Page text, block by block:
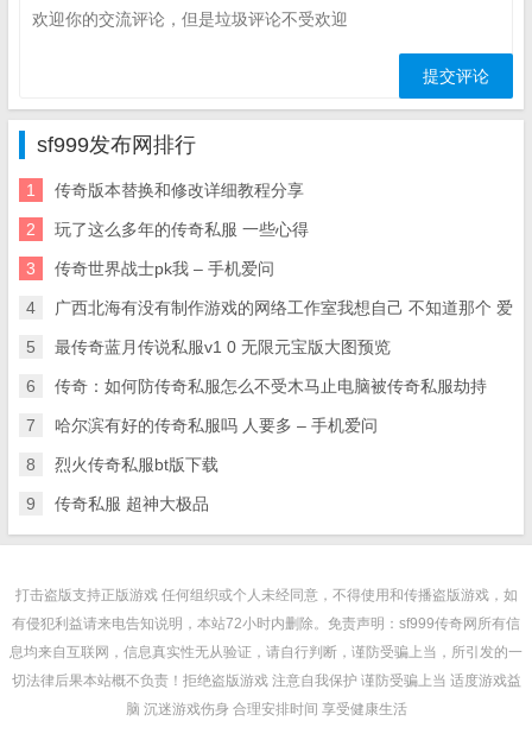
sf999发布网排行
1 传奇版本替换和修改详细教程分享
2 玩了这么多年的传奇私服 一些心得
3 传奇世界战士pk我 – 手机爱问
4 广西北海有没有制作游戏的网络工作室我想自己 不知道那个 爱
5 最传奇蓝月传说私服v1 0 无限元宝版大图预览
6 传奇：如何防传奇私服怎么不受木马止电脑被传奇私服劫持
7 哈尔滨有好的传奇私服吗 人要多 – 手机爱问
8 烈火传奇私服bt版下载
9 传奇私服 超神大极品
打击盗版支持正版游戏 任何组织或个人未经同意，不得使用和传播盗版游戏，如
有侵犯利益请来电告知说明，本站72小时内删除。免责声明：sf999传奇网所有信
息均来自互联网，信息真实性无从验证，请自行判断，谨防受骗上当，所引发的一
切法律后果本站概不负责！拒绝盗版游戏 注意自我保护 谨防受骗上当 适度游戏益
脑 沉迷游戏伤身 合理安排时间 享受健康生活